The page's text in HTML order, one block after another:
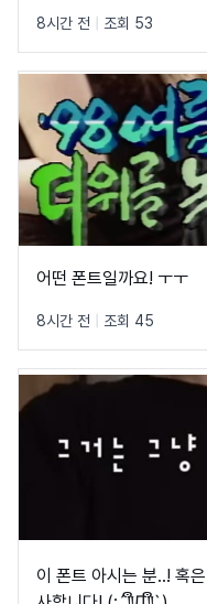
8시간 전 조회 53
어떤 폰트일까요! ㅜㅜ
8시간 전 조회 45
이 폰트 아시는 분..! 혹